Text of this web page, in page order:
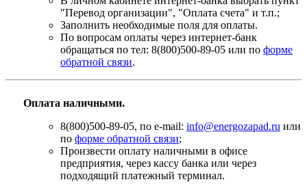
"Перевод организации", "Оплата счета" и т.п.;
Заполнить необходимые поля для оплаты.
По вопросам оплаты через интернет-банк
обращаться по тел: 8(800)500-89-05 или по форме
обратной связи.
Оплата наличными.
8(800)500-89-05, по e-mail: info@energozapad.ru или
по форме обратной связи;
Произвести оплату наличными в офисе
предприятия, через кассу банка или через
подходящий платежный терминал.